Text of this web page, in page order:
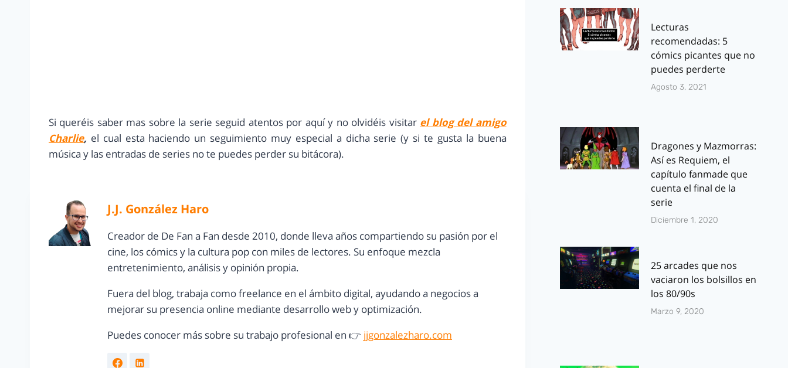
Si queréis saber mas sobre la serie seguid atentos por aquí y no olvidéis visitar el blog del amigo
Charlie, el cual esta haciendo un seguimiento muy especial a dicha serie (y si te gusta la buena
música y las entradas de series no te puedes perder su bitácora).
J.J. González Haro
Creador de De Fan a Fan desde 2010, donde lleva años compartiendo su pasión por el
cine, los cómics y la cultura pop con miles de lectores. Su enfoque mezcla
entretenimiento, análisis y opinión propia.
Fuera del blog, trabaja como freelance en el ámbito digital, ayudando a negocios a
mejorar su presencia online mediante desarrollo web y optimización.
Puedes conocer más sobre su trabajo profesional en 👉 jjgonzalezharo.com
Lecturas
recomendadas: 5
cómics picantes que no
puedes perderte
Agosto 3, 2021
Dragones y Mazmorras:
Así es Requiem, el
capítulo fanmade que
cuenta el final de la
serie
Diciembre 1, 2020
25 arcades que nos
vaciaron los bolsillos en
los 80/90s
Marzo 9, 2020